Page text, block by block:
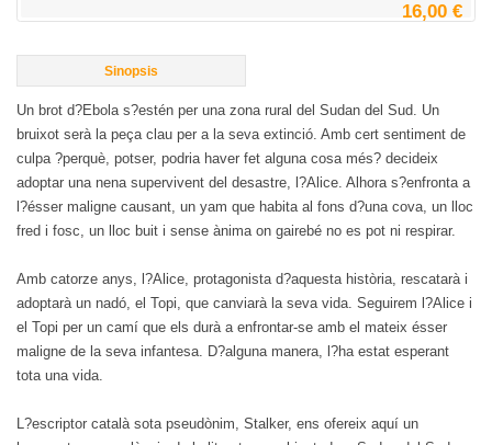
16,00 €
Sinopsis
Un brot d?Ebola s?estén per una zona rural del Sudan del Sud. Un
bruixot serà la peça clau per a la seva extinció. Amb cert sentiment de
culpa ?perquè, potser, podria haver fet alguna cosa més? decideix
adoptar una nena supervivent del desastre, l?Alice. Alhora s?enfronta a
l?ésser maligne causant, un yam que habita al fons d?una cova, un lloc
fred i fosc, un lloc buit i sense ànima on gairebé no es pot ni respirar.
Amb catorze anys, l?Alice, protagonista d?aquesta història, rescatarà i
adoptarà un nadó, el Topi, que canviarà la seva vida. Seguirem l?Alice i
el Topi per un camí que els durà a enfrontar-se amb el mateix ésser
maligne de la seva infantesa. D?alguna manera, l?ha estat esperant
tota una vida.
L?escriptor català sota pseudònim, Stalker, ens ofereix aquí un